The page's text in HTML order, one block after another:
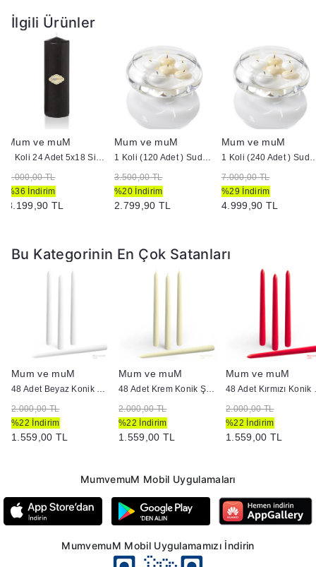
Ek Bilgiler:
Yanan bir mumun durumunu belirli aralıklarla kontrol edin.
Mumları yanıcı maddelerin yakınlarına koymayın.
İlgili Ürünler
Mum ve muM
1 Koli 24 Adet 5x18 Siyah Silindir Kütük Mum
5.000,00 TL
%36 İndirim
3.199,90 TL
Mum ve muM
1 Koli (120 Adet ) Suda Yüzen Mum
3.500,00 TL
%20 İndirim
2.799,90 TL
Mum ve muM
1 Koli (240 Adet )
7.000,00 TL
%29 İndirim
4.999,90 TL
Bu Kategorinin En Çok Satanları
Mum ve muM
48 Adet Beyaz Konik Şamdan Mum
2.000,00 TL
%22 İndirim
1.559,00 TL
Mum ve muM
48 Adet Krem Konik Şamdan Mum
2.000,00 TL
%22 İndirim
1.559,00 TL
Mum ve muM
48
2.000,00 TL
%22 İndirim
1.559,00 TL
MumvemuM Mobil Uygulamaları
MumvemuM Mobil Uygulamamızı İndirin